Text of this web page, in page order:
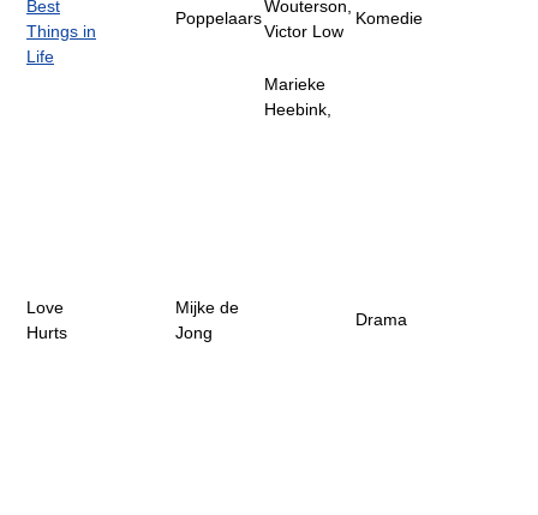
Best
Things in
Life
Poppelaars
Wouterson,
Victor Low
Komedie
Love
Hurts
Mijke de
Jong
Marieke
Heebink,
Drama